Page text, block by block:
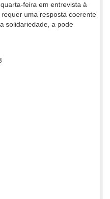
feira em entrevista à
uma resposta coerente
solidariedade, a pode